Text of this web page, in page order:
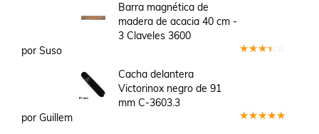
Barra magnética de
madera de acacia 40 cm -
3 Claveles 3600
por Suso
Cacha delantera
Victorinox negro de 91
mm C-3603.3
por Guillem